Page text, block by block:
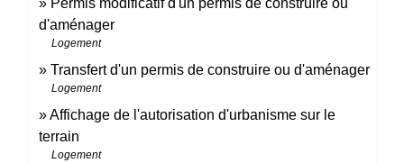
Permis modificatif d'un permis de construire ou
d'aménager
Logement
Transfert d'un permis de construire ou d'aménager
Logement
Affichage de l'autorisation d'urbanisme sur le
terrain
Logement